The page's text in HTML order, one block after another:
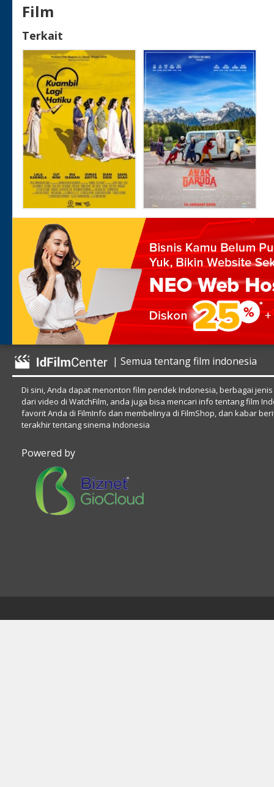
Film
Terkait
| Semua tentang film indonesia
Di sini, Anda dapat menonton film pendek Indonesia, berbagai
dari video di WatchFilm, anda juga bisa mencari info tentang film
favorit Anda di FilmInfo dan membelinya di FilmShop, dan kabar
terakhir tentang sinema Indonesia
Powered by